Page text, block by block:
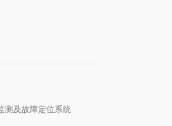
测及故障定位系统